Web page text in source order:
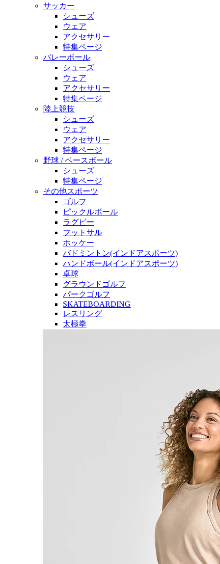
サッカー
シューズ
ウェア
アクセサリー
特集ページ
バレーボール
シューズ
ウェア
アクセサリー
特集ページ
陸上競技
シューズ
ウェア
アクセサリー
特集ページ
野球 / ベースボール
シューズ
特集ページ
その他スポーツ
ゴルフ
ピックルボール
ラグビー
フットサル
ホッケー
バドミントン(インドアスポーツ)
ハンドボール(インドアスポーツ)
卓球
グラウンドゴルフ
パークゴルフ
SKATEBOARDING
レスリング
太極拳